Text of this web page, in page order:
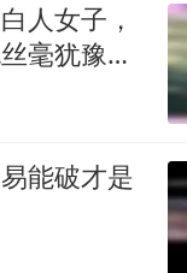
人女子，
毫犹豫，
能破才是